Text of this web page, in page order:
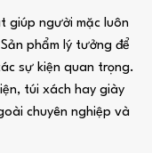
giúp người mặc luôn
phẩm lý tưởng để
sự kiện quan trọng.
túi xách hay giày
chuyên nghiệp và